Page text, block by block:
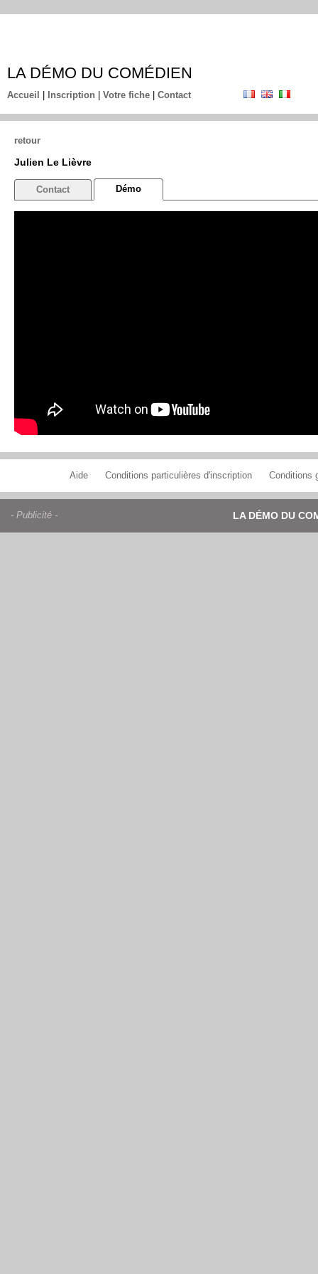
LA DÉMO DU COMÉDIEN
Accueil Inscription Votre fiche Contact
retour
Julien Le Lièvre
Contact Démo
Aide Conditions particulières d'inscription Conditions
LA DÉMO DU
- Publicité -